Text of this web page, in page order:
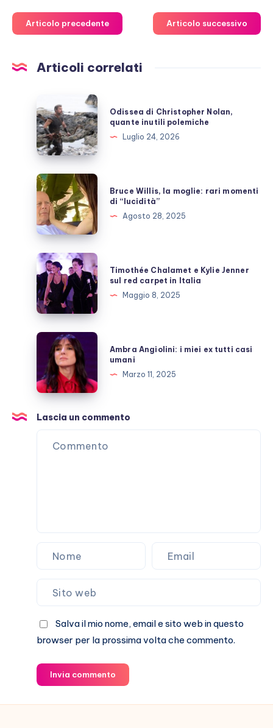
Articolo precedente Articolo successivo
Articoli correlati
di
Christopher
Nolan,
quante
inutili
polemiche
Odissea di Christopher Nolan,
quante inutili polemiche
Luglio 24, 2026
Bruce
Willis,
la
moglie:
rari
momenti
di
“lucidità”
Bruce Willis, la moglie: rari momenti
di “lucidità”
Agosto 28, 2025
Timothée
Chalamet
e
Kylie
Jenner
sul
carpet
in
Italia
Timothée Chalamet e Kylie Jenner
sul red carpet in Italia
Maggio 8, 2025
Ambra
Angiolini:
miei
ex
tutti
casi
umani
Ambra Angiolini: i miei ex tutti casi
umani
Marzo 11, 2025
Lascia un commento
Salva il mio nome, email e sito web in questo
browser per la prossima volta che commento.
Invia commento